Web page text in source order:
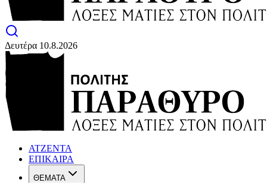
Δευτέρα 10.8.2026
ΑΤΖΕΝΤΑ
ΕΠΙΚΑΙΡΑ
ΘΕΜΑΤΑ